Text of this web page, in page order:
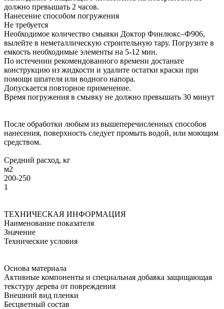
должно превышать 2 часов.
Нанесение способом погружения
Не требуется
Необходимое количество смывки Доктор Финлюкс–Ф906,
вылейте в неметаллическую строительную тару. Погрузите в
емкость необходимые элементы на 5-12 мин.
По истечении рекомендованного времени достаньте
конструкцию из жидкости и удалите остатки краски при
помощи шпателя или водного напора.
Допускается повторное применение.
Время погружения в смывку не должно превышать 30 минут
После обработки любым из вышеперечисленных способов
нанесения, поверхность следует промыть водой, или моющим
средством.
Средний расход, кг
м2
200-250
1
ТЕХНИЧЕСКАЯ ИНФОРМАЦИЯ
Наименование показателя
Значение
Технические условия
Основа материала
Активные компоненты и специальная добавка защищающая
текстуру дерева от повреждения
Внешний вид пленки
Бесцветный состав